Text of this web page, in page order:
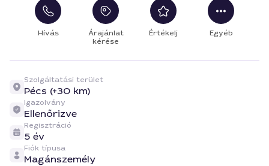
Hívás
Árajánlat
kérése
Értékelj Egyéb
Szolgáltatási terület
Pécs (+30 km)
Igazolvány
Ellenőrizve
Regisztráció
5 év
Fiók típusa
Magánszemély